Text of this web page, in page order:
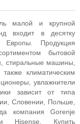
малой и крупной
входит в десятку
Европы. Продукция
бытовой
стиральные машины,
климатическим
увлажнители
зависит от типа
Словении, Польше,
компания Gorenje
Hisense. Купить